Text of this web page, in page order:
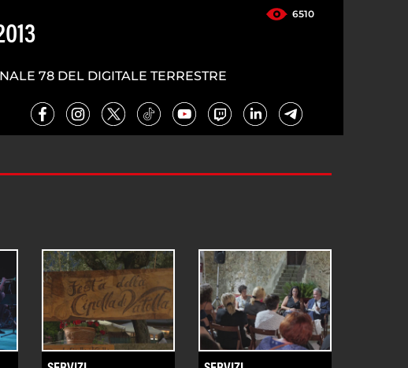
6510
78 DEL DIGITALE TERRESTRE